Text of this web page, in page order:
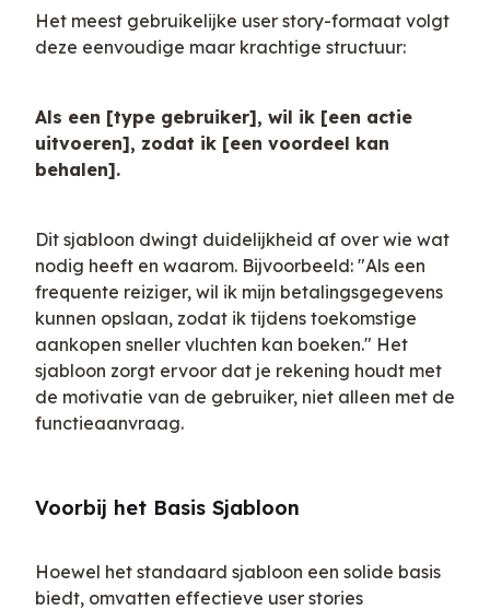
Het meest gebruikelijke user story-formaat volgt
deze eenvoudige maar krachtige structuur:
Als een [type gebruiker], wil ik [een actie
uitvoeren], zodat ik [een voordeel kan
behalen].
Dit sjabloon dwingt duidelijkheid af over wie wat
nodig heeft en waarom. Bijvoorbeeld: "Als een
frequente reiziger, wil ik mijn betalingsgegevens
kunnen opslaan, zodat ik tijdens toekomstige
aankopen sneller vluchten kan boeken." Het
sjabloon zorgt ervoor dat je rekening houdt met
de motivatie van de gebruiker, niet alleen met de
functieaanvraag.
Voorbij het Basis Sjabloon
Hoewel het standaard sjabloon een solide basis
biedt, omvatten effectieve user stories